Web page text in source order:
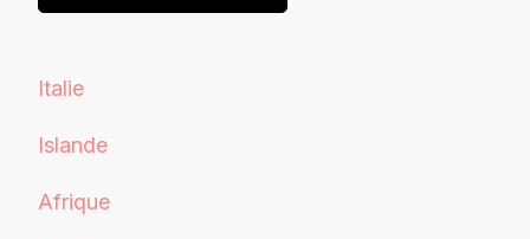
Italie
Islande
Afrique